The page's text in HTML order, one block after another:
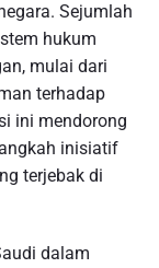
Sejumlah
hukum
mulai dari
terhadap
ini mendorong
inisiatif
terjebak di
dalam